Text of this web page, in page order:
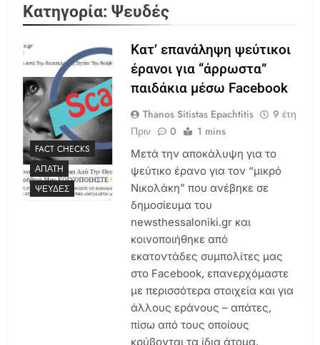
Κατηγορία: Ψευδές
FACT CHECKS
ΑΠΆΤΗ
ΨΕΥΔΈΣ
Κατ’ επανάληψη ψεύτικοι
έρανοι για “άρρωστα”
παιδάκια μέσω Facebook
Thanos Sitistas Epachtitis
9 έτη
Πριν
0 1 mins
Μετά την αποκάλυψη για το
ψεύτικο έρανο για τον “μικρό
Νικολάκη” που ανέβηκε σε
δημοσίευμα του
newsthessaloniki.gr και
κοινοποιήθηκε από
εκατοντάδες συμπολίτες μας
στο Facebook, επανερχόμαστε
με περισσότερα στοιχεία και για
άλλους εράνους – απάτες,
πίσω από τους οποίους
κρύβονται τα ίδια άτομα.